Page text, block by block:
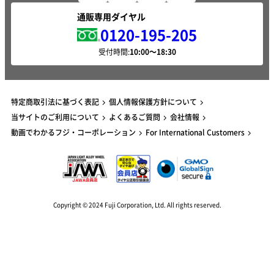
通販専用ダイヤル
0120-195-205
受付時間:
特定商取引法に基づく表記
個人情報保護方針について
当サイトのご利用について
よくあるご質問
会社情報
動画でわかるフジ・コーポレーション
For International Customers
Copyright © 2024 Fuji Corporation, Ltd. All rights reserved.